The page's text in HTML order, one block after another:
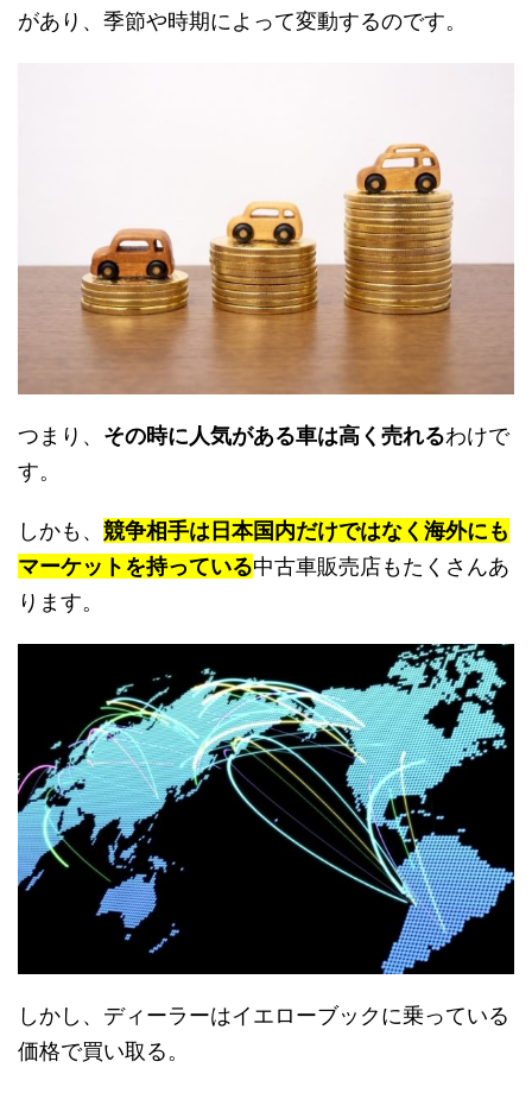
があり、季節や時期によって変動するのです。
つまり、 その時に人気がある車は高く売れるわけで
す。
しかも、 競争相手は日本国内だけではなく海外にも
マーケットを持っている中古車販売店もたくさんあ
ります。
しかし、ディーラーはイエローブックに乗っている
価格で買い取る。